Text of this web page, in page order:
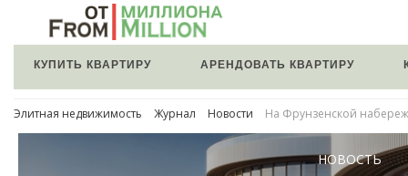
КУПИТЬ КВАРТИРУ АРЕНДОВАТЬ КВАРТИРУ
Элитная недвижимость Журнал Новости На Фрунзенской
НОВОСТЬ